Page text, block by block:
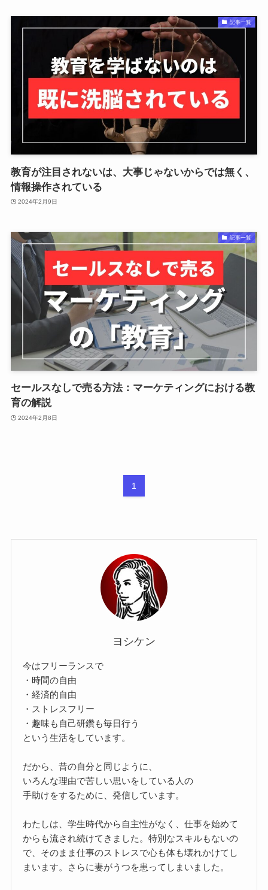
記事一覧
教育が注目されないは、大事じゃないからでは無く、
情報操作されている
2024年2月9日
記事一覧
セールスなしで売る方法：マーケティングにおける教
育の解説
2024年2月8日
1
ヨシケン
今はフリーランスで
・時間の自由
・経済的自由
・ストレスフリー
・趣味も自己研鑽も毎日行う
という生活をしています。
だから、昔の自分と同じように、
いろんな理由で苦しい思いをしている人の
手助けをするために、発信しています。
わたしは、学生時代から自主性がなく、仕事を始めて
からも流され続けてきました。特別なスキルもないの
で、そのまま仕事のストレスで心も体も壊れかけてし
まいます。さらに妻がうつを患ってしまいました。